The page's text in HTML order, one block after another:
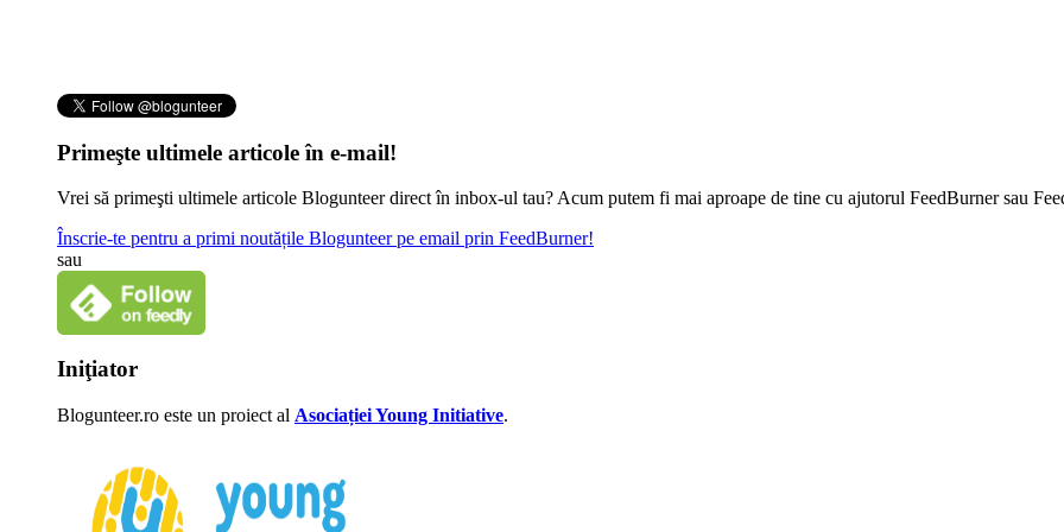
Primeşte ultimele articole în e-mail!
Vrei să primeşti ultimele articole Blogunteer direct în inbox-ul tau? Acum putem fi mai aproape de tine cu ajutorul FeedBurner sau
Înscrie-te pentru a primi noutățile Blogunteer pe email prin FeedBurner!
sau
Iniţiator
Blogunteer.ro este un proiect al Asociației Young Initiative.